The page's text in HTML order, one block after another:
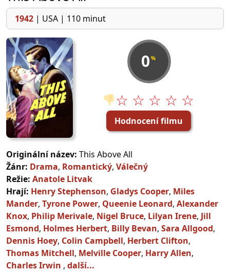
1942 | USA | 110 minut
0 %
👎☆ ☆ ☆ ☆ ☆
Hodnocení filmu
Originální název: This Above All
Žánr: Drama, Romantický, Válečný
Režie: Anatole Litvak
Hrají: Henry Stephenson, Gladys Cooper, Miles
Mander, Tyrone Power, Queenie Leonard, Alexander
Knox, Philip Merivale, Nigel Bruce, Lilyan Irene, Jill
Esmond, Holmes Herbert, Billy Bevan, Sara Allgood,
Dennis Hoey, Colin Campbell, Herbert Clifton,
Thomas Mitchell, Melville Cooper, Harry Allen,
Charles Irwin , další...